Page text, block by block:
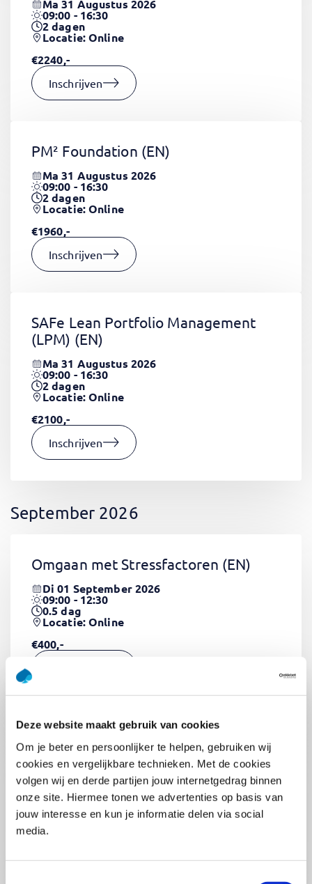
Deze website maakt gebruik van cookies
Om je beter en persoonlijker te helpen, gebruiken wij
cookies en vergelijkbare technieken. Met de cookies
volgen wij en derde partijen jouw internetgedrag binnen
onze site. Hiermee tonen we advertenties op basis van
jouw interesse en kun je informatie delen via social
media.
Ma 31 Augustus 2026
09:00 - 16:30
2dagen
Locatie: Online
€2240,-
Inschrijven
PM² Foundation (EN)
Ma 31 Augustus 2026
09:00 - 16:30
2dagen
Locatie: Online
€1960,-
Inschrijven
SAFe Lean Portfolio Management
(LPM) (EN)
Ma 31 Augustus 2026
09:00 - 16:30
2dagen
Locatie: Online
€2100,-
Inschrijven
September 2026
Omgaan met Stressfactoren (EN)
Di 01 September 2026
09:00 - 12:30
0.5dag
Locatie: Online
€400,-
Pega Certified System Architect
(PCSA)(EN)
Di 01 September 2026
09:00 - 16:30
5dagen
Locatie: Online
€3595,-